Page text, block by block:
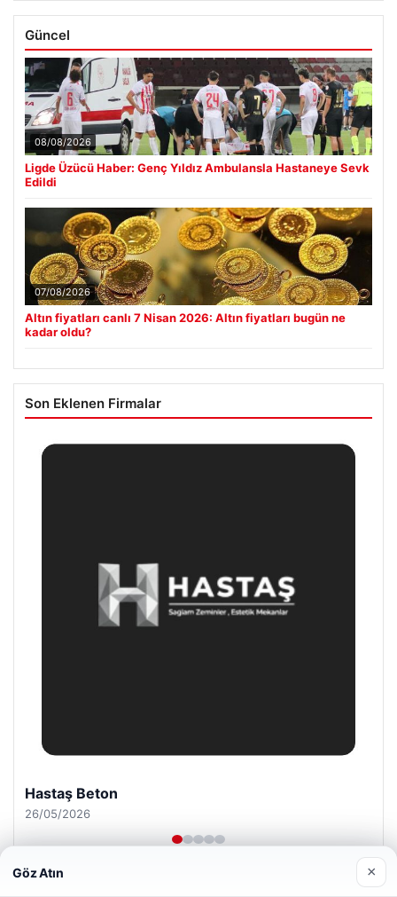
Güncel
08/08/2026
Ligde Üzücü Haber: Genç Yıldız Ambulansla Hastaneye Sevk
Edildi
07/08/2026
Altın fiyatları canlı 7 Nisan 2026: Altın fiyatları bugün ne
kadar oldu?
Son Eklenen Firmalar
Enes Kaplan Avukatlık Bürosu
28/04/2026
Göz Atın ×